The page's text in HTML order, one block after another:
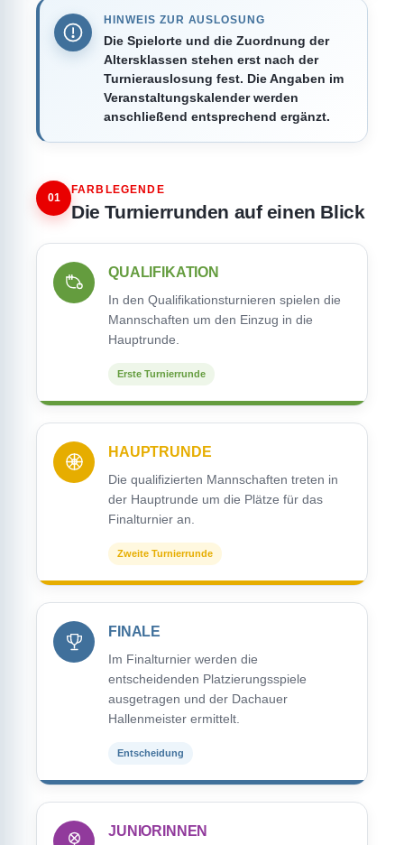
HINWEIS ZUR AUSLOSUNG
Die Spielorte und die Zuordnung der
Altersklassen stehen erst nach der
Turnierauslosung fest. Die Angaben im
Veranstaltungskalender werden
anschließend entsprechend ergänzt.
01
FARBLEGENDE
Die Turnierrunden auf einen Blick
QUALIFIKATION
In den Qualifikationsturnieren spielen die
Mannschaften um den Einzug in die
Hauptrunde.
Erste Turnierrunde
HAUPTRUNDE
Die qualifizierten Mannschaften treten in
der Hauptrunde um die Plätze für das
Finalturnier an.
Zweite Turnierrunde
FINALE
Im Finalturnier werden die
entscheidenden Platzierungsspiele
ausgetragen und der Dachauer
Hallenmeister ermittelt.
Entscheidung
JUNIORINNEN